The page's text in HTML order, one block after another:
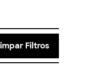
Filtros